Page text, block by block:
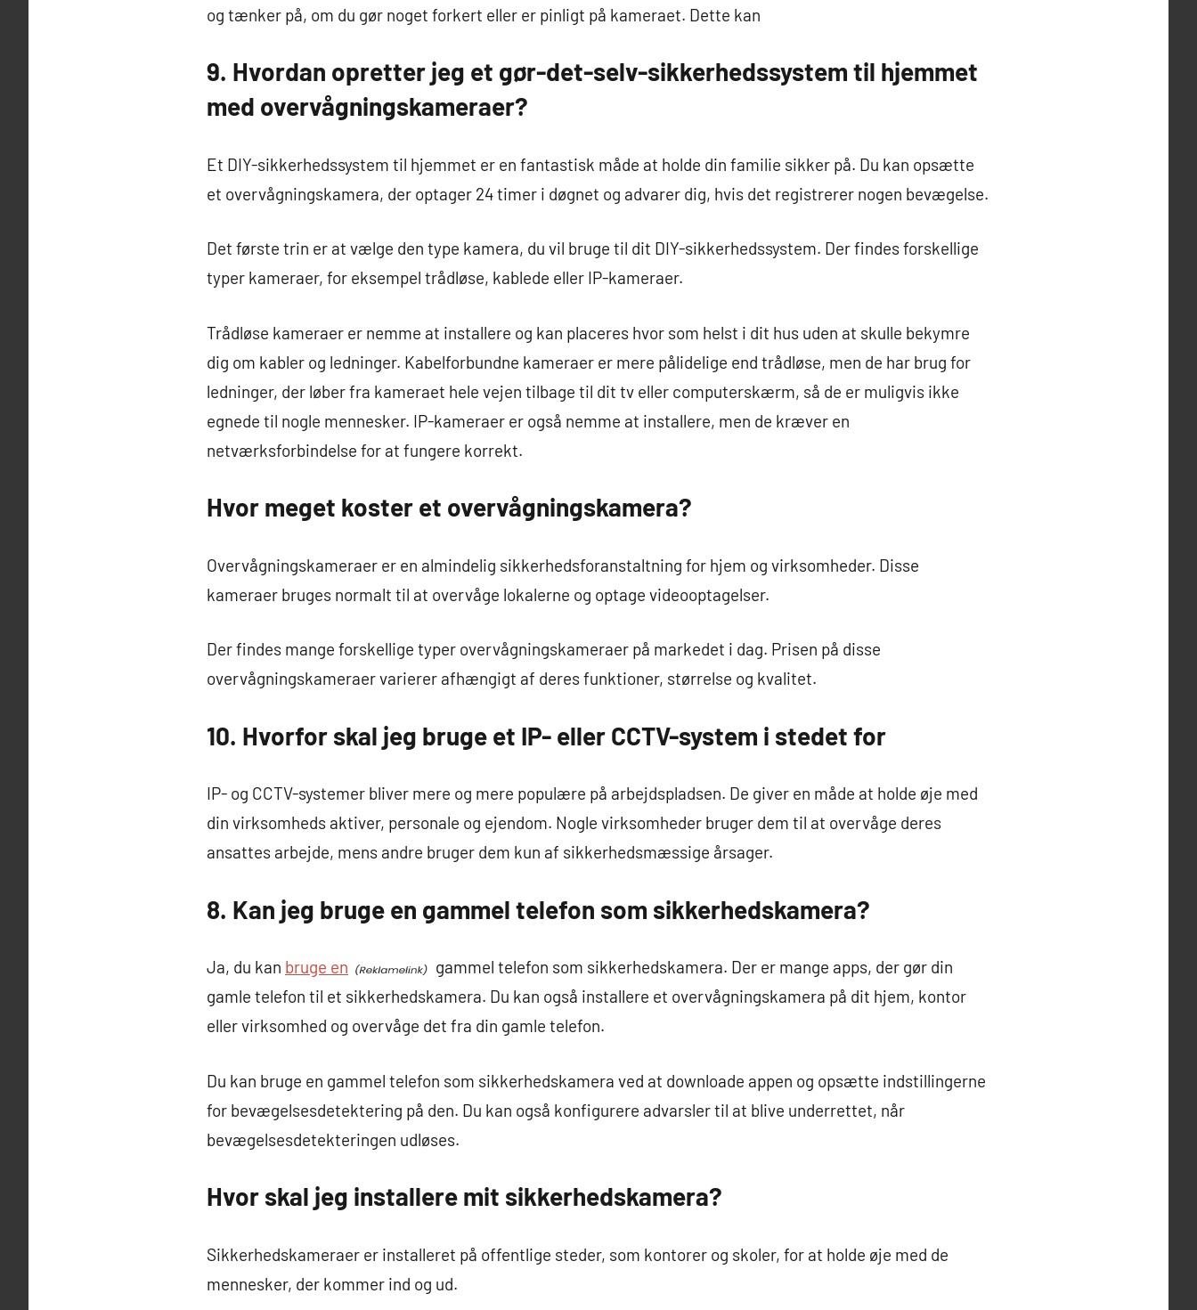
og tænker på, om du gør noget forkert eller er pinligt på kameraet. Dette kan
9. Hvordan opretter jeg et gør-det-selv-sikkerhedssystem til hjemmet
med overvågningskameraer?
Et DIY-sikkerhedssystem til hjemmet er en fantastisk måde at holde din familie sikker på. Du kan opsætte
et overvågningskamera, der optager 24 timer i døgnet og advarer dig, hvis det registrerer nogen bevægelse.
Det første trin er at vælge den type kamera, du vil bruge til dit DIY-sikkerhedssystem. Der findes forskellige
typer kameraer, for eksempel trådløse, kablede eller IP-kameraer.
Trådløse kameraer er nemme at installere og kan placeres hvor som helst i dit hus uden at skulle bekymre
dig om kabler og ledninger. Kabelforbundne kameraer er mere pålidelige end trådløse, men de har brug for
ledninger, der løber fra kameraet hele vejen tilbage til dit tv eller computerskærm, så de er muligvis ikke
egnede til nogle mennesker. IP-kameraer er også nemme at installere, men de kræver en
netværksforbindelse for at fungere korrekt.
Hvor meget koster et overvågningskamera?
Overvågningskameraer er en almindelig sikkerhedsforanstaltning for hjem og virksomheder. Disse
kameraer bruges normalt til at overvåge lokalerne og optage videooptagelser.
Der findes mange forskellige typer overvågningskameraer på markedet i dag. Prisen på disse
overvågningskameraer varierer afhængigt af deres funktioner, størrelse og kvalitet.
10. Hvorfor skal jeg bruge et IP- eller CCTV-system i stedet for
IP- og CCTV-systemer bliver mere og mere populære på arbejdspladsen. De giver en måde at holde øje med
din virksomheds aktiver, personale og ejendom. Nogle virksomheder bruger dem til at overvåge deres
ansattes arbejde, mens andre bruger dem kun af sikkerhedsmæssige årsager.
8. Kan jeg bruge en gammel telefon som sikkerhedskamera?
Ja, du kan bruge en
gammel telefon som sikkerhedskamera. Der er mange apps, der gør din
gamle telefon til et sikkerhedskamera. Du kan også installere et overvågningskamera på dit hjem, kontor
eller virksomhed og overvåge det fra din gamle telefon.
Du kan bruge en gammel telefon som sikkerhedskamera ved at downloade appen og opsætte indstillingerne
for bevægelsesdetektering på den. Du kan også konfigurere advarsler til at blive underrettet, når
bevægelsesdetekteringen udløses.
Hvor skal jeg installere mit sikkerhedskamera?
Sikkerhedskameraer er installeret på offentlige steder, som kontorer og skoler, for at holde øje med de
mennesker, der kommer ind og ud.